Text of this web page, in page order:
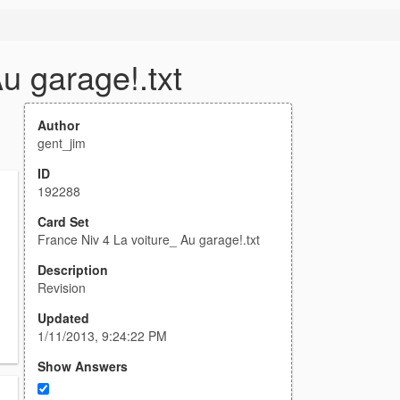
garage!.txt
Author
gent_jim
ID
192288
Card Set
France Niv 4 La voiture_ Au garage!.txt
Description
Revision
Updated
1/11/2013, 9:24:22 PM
Show Answers